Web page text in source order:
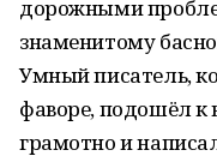
дорожными
знаменитому
Умный писатель,
фаворе, подошёл к
грамотно и